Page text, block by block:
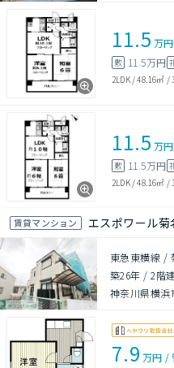
11.5 万円
敷 11.5万円
2LDK/48.16㎡ /
11.5 万円
敷 11.5万円
2LDK/48.16㎡ /
賃貸マンション エスポワール菊
東急東横線 /
築26年 /2階
神奈川県横浜
7.9 万円 /